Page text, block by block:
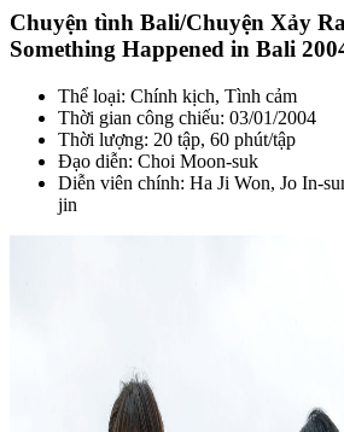
Chuyện tình Bali/Chuyện Xảy
Something Happened in Bali
Thể loại: Chính kịch, Tình cảm
Thời gian công chiếu: 03/01/2004
Thời lượng: 20 tập, 60 phút/tập
Đạo diễn: Choi Moon-suk
Diễn viên chính: Ha Ji Won, Jo In-
jin